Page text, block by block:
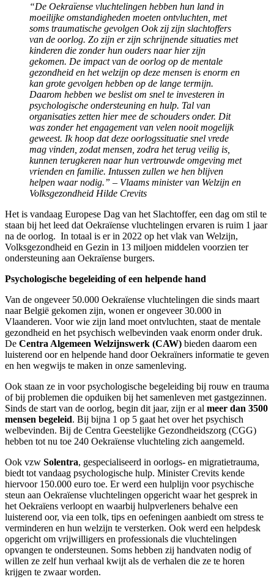
“De Oekraïense vluchtelingen hebben hun land in
moeilijke omstandigheden moeten ontvluchten, met
soms traumatische gevolgen Ook zij zijn slachtoffers
van de oorlog. Zo zijn er zijn schrijnende situaties met
kinderen die zonder hun ouders naar hier zijn
gekomen. De impact van de oorlog op de mentale
gezondheid en het welzijn op deze mensen is enorm en
kan grote gevolgen hebben op de lange termijn.
Daarom hebben we beslist om snel te investeren in
psychologische ondersteuning en hulp. Tal van
organisaties zetten hier mee de schouders onder. Dit
was zonder het engagement van velen nooit mogelijk
geweest. Ik hoop dat deze oorlogssituatie snel vrede
mag vinden, zodat mensen, zodra het terug veilig is,
kunnen terugkeren naar hun vertrouwde omgeving met
vrienden en familie. Intussen zullen we hen blijven
helpen waar nodig.” – Vlaams minister van Welzijn en
Volksgezondheid Hilde Crevits
Het is vandaag Europese Dag van het Slachtoffer, een dag om stil te
staan bij het leed dat Oekraïense vluchtelingen ervaren is ruim 1 jaar
na de oorlog. In totaal is er in 2022 op het vlak van Welzijn,
Volksgezondheid en Gezin in 13 miljoen middelen voorzien ter
ondersteuning aan Oekraïense burgers.
Psychologische begeleiding of een helpende hand
Van de ongeveer 50.000 Oekraïense vluchtelingen die sinds maart
naar België gekomen zijn, wonen er ongeveer 30.000 in
Vlaanderen. Voor wie zijn land moet ontvluchten, staat de mentale
gezondheid en het psychisch welbevinden vaak enorm onder druk.
De Centra Algemeen Welzijnswerk (CAW) bieden daarom een
luisterend oor en helpende hand door Oekraïners informatie te geven
en hen wegwijs te maken in onze samenleving.
Ook staan ze in voor psychologische begeleiding bij rouw en trauma
of bij problemen die opduiken bij het samenleven met gastgezinnen.
Sinds de start van de oorlog, begin dit jaar, zijn er al meer dan 3500
mensen begeleid. Bij bijna 1 op 5 gaat het over het psychisch
welbevinden. Bij de Centra Geestelijke Gezondheidszorg (CGG)
hebben tot nu toe 240 Oekraïense vluchteling zich aangemeld.
Ook vzw Solentra, gespecialiseerd in oorlogs- en migratietrauma,
biedt tot vandaag psychologische hulp. Minister Crevits kende
hiervoor 150.000 euro toe. Er werd een hulplijn voor psychische
steun aan Oekraïense vluchtelingen opgericht waar het gesprek in
het Oekraïens verloopt en waarbij hulpverleners behalve een
luisterend oor, via een tolk, tips en oefeningen aanbiedt om stress te
verminderen en hun welzijn te versterken. Ook werd een helpdesk
opgericht om vrijwilligers en professionals die vluchtelingen
opvangen te ondersteunen. Soms hebben zij handvaten nodig of
willen ze zelf hun verhaal kwijt als de verhalen die ze te horen
krijgen te zwaar worden.